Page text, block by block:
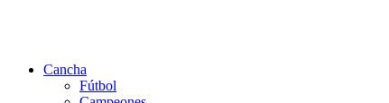
Cancha
Fútbol